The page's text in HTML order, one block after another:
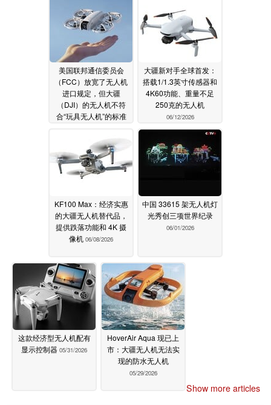
美国联邦通信委员会
（FCC）放宽了无人机
进口规定，但大疆
（DJI）的无人机不符
合“玩具无人机”的标准
大疆新对手全球首发：
搭载1/1.3英寸传感器和
4K60功能、重量不足
250克的无人机
06/12/2026
KF100 Max：经济实惠
的大疆无人机替代品，
提供跌落功能和 4K 摄
像机 06/08/2026
中国 33615 架无人机灯
光秀创三项世界纪录
06/01/2026
这款经济型无人机配有
显示控制器 05/31/2026
HoverAir Aqua 现已上
市：大疆无人机无法实
现的防水无人机
05/29/2026
Show more articles